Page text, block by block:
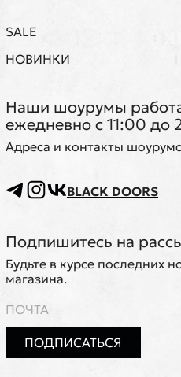
SALE
НОВИНКИ
Наши шоурумы
ежедневно с 11:00 до
Адреса и контакты
BLACK DOORS
Подпишитесь на
Будьте в курсе последних
магазина.
ПОДПИСАТЬСЯ